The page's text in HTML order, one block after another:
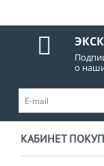
о
КАБИНЕТ